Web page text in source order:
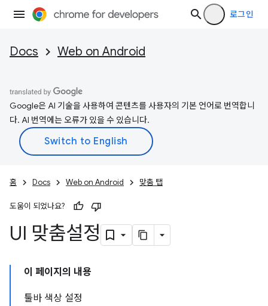
로그인
Docs Web on Android
Google은 AI 기술을 사용하여 콘텐츠를 사용자의 기본 언어로 번역합니
다. AI 번역에는 오류가 있을 수 있습니다.
홈 Docs Web on Android 맞춤 탭
도움이 되었나요?
UI 맞춤설정
이 페이지의 내용
툴바 색상 설정